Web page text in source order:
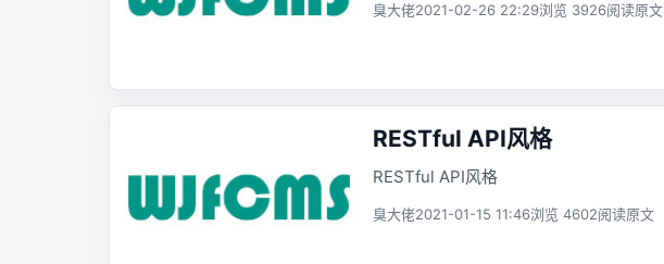
臭大佬2021-02-26 22:29浏览 3926阅读原文
RESTful API风格
RESTful API风格
臭大佬2021-01-15 11:46浏览 4602阅读原文